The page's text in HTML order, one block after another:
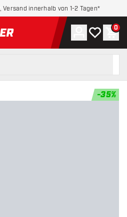
, Versand innerhalb von 1-2 Tagen*
Startseite
Konto
Meine 0
-35%